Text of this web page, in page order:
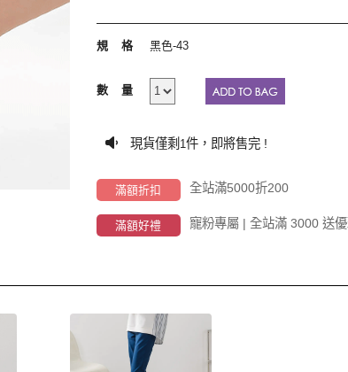
規格 黑色-43
數量
現貨僅剩 1件，即將售完 !
滿額折扣 全站滿5000折200
滿額好禮 寵粉專屬 | 全站滿 3000 送